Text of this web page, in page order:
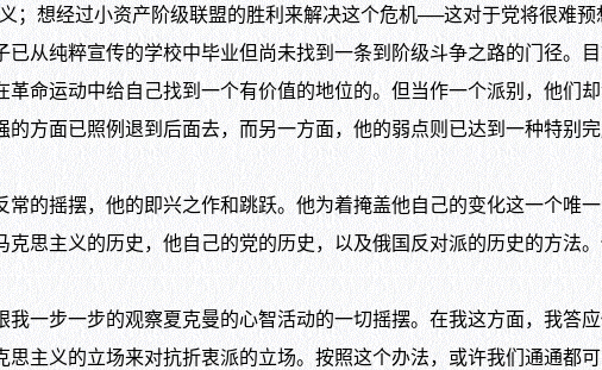
想经过小资产阶级联盟的胜利来解决这个危机──这对于党将很难预
从纯粹宣传的学校中毕业但尚未找到一条到阶级斗争之路的门径。
命运动中给自己找到一个有价值的地位的。但当作一个派别，他们
方面已照例退到后面去，而另一方面，他的弱点则已达到一种特别
摇摆，他的即兴之作和跳跃。他为着掩盖他自己的变化这一个唯
思主义的历史，他自己的党的历史，以及俄国反对派的历史的方法
步一步的观察夏克曼的心智活动的一切摇摆。在我这方面，我答
主义的立场来对抗折衷派的立场。按照这个办法，或许我们通通都